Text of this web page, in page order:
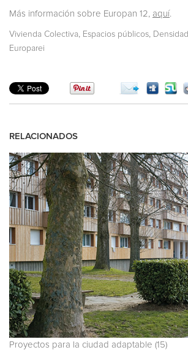
Más información sobre Europan 12, aquí.
Vivienda Colectiva, Espacios públicos, Densidad
Europarei
RELACIONADOS
Proyectos para la ciudad adaptable (15)